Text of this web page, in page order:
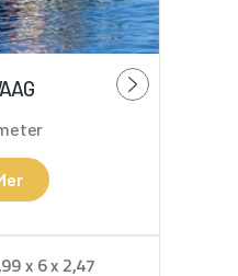
x 6 x 2,47